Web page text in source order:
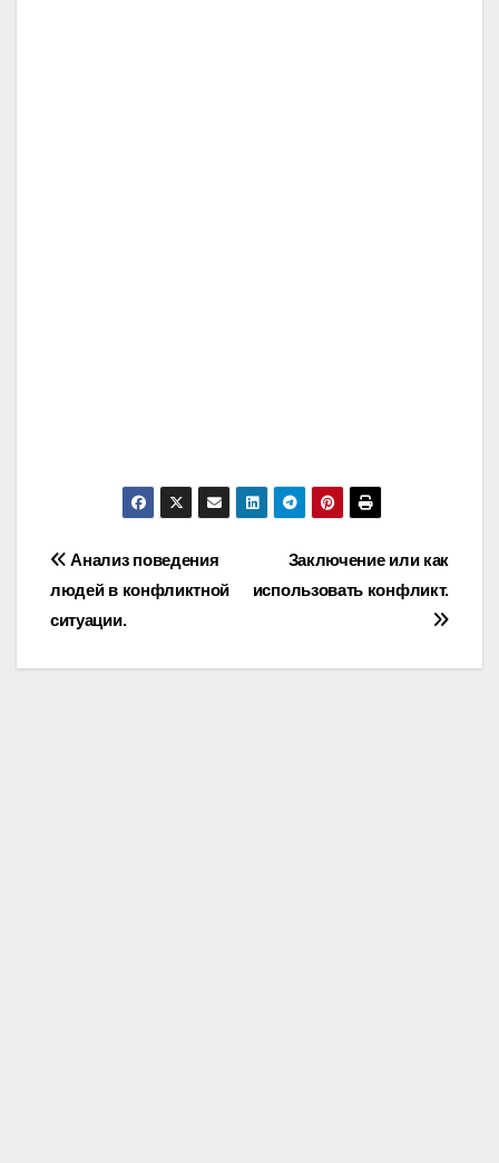
Post
navigation
Заключение или как
использовать конфликт.
Анализ поведения
людей в конфликтной
ситуации.